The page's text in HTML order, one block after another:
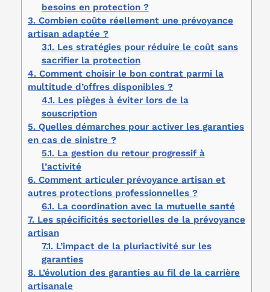
besoins en protection ?
3. Combien coûte réellement une prévoyance
artisan adaptée ?
3.1.Les stratégies pour réduire le coût sans
sacrifier la protection
4. Comment choisir le bon contrat parmi la
multitude d’offres disponibles ?
4.1.Les pièges à éviter lors de la
souscription
5. Quelles démarches pour activer les garanties
en cas de sinistre ?
5.1.La gestion du retour progressif à
l’activité
6. Comment articuler prévoyance artisan et
autres protections professionnelles ?
6.1.La coordination avec la mutuelle santé
7. Les spécificités sectorielles de la prévoyance
artisan
7.1.L’impact de la pluriactivité sur les
garanties
8. L’évolution des garanties au fil de la carrière
artisanale